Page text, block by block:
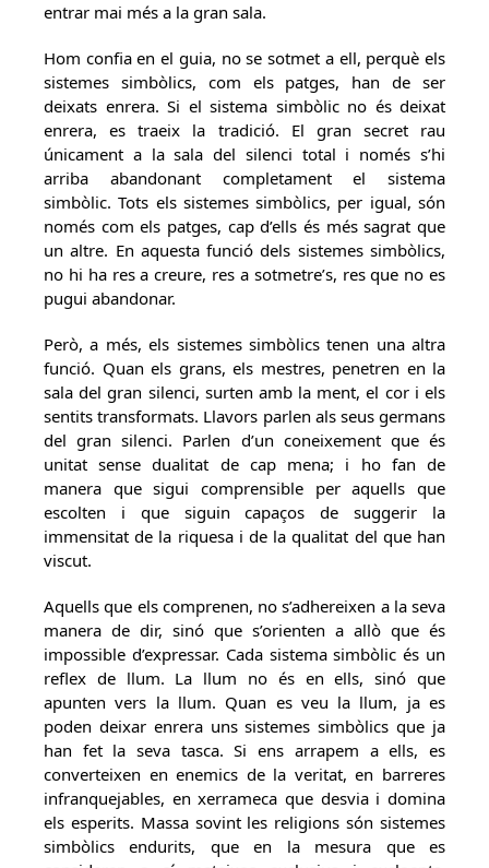
entrar mai més a la gran sala.
Hom confia en el guia, no se sotmet a ell, perquè els
sistemes simbòlics, com els patges, han de ser
deixats enrera. Si el sistema simbòlic no és deixat
enrera, es traeix la tradició. El gran secret rau
únicament a la sala del silenci total i només s’hi
arriba abandonant completament el sistema
simbòlic. Tots els sistemes simbòlics, per igual, són
només com els patges, cap d’ells és més sagrat que
un altre. En aquesta funció dels sistemes simbòlics,
no hi ha res a creure, res a sotmetre’s, res que no es
pugui abandonar.
Però, a més, els sistemes simbòlics tenen una altra
funció. Quan els grans, els mestres, penetren en la
sala del gran silenci, surten amb la ment, el cor i els
sentits transformats. Llavors parlen als seus germans
del gran silenci. Parlen d’un coneixement que és
unitat sense dualitat de cap mena; i ho fan de
manera que sigui comprensible per aquells que
escolten i que siguin capaços de suggerir la
immensitat de la riquesa i de la qualitat del que han
viscut.
Aquells que els comprenen, no s’adhereixen a la seva
manera de dir, sinó que s’orienten a allò que és
impossible d’expressar. Cada sistema simbòlic és un
reflex de llum. La llum no és en ells, sinó que
apunten vers la llum. Quan es veu la llum, ja es
poden deixar enrera uns sistemes simbòlics que ja
han fet la seva tasca. Si ens arrapem a ells, es
converteixen en enemics de la veritat, en barreres
infranquejables, en xerrameca que desvia i domina
els esperits. Massa sovint les religions són sistemes
simbòlics endurits, que en la mesura que es